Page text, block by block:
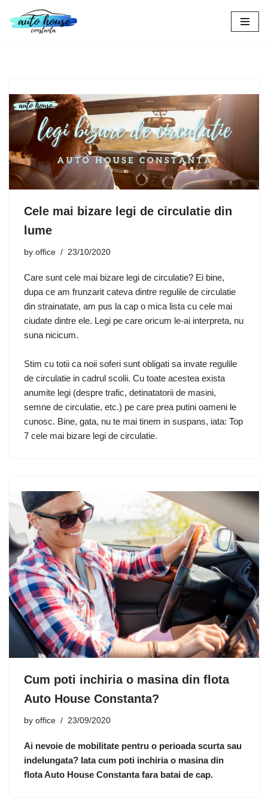
Cele mai bizare legi de circulatie din
lume
by office 23/10/2020
Care sunt cele mai bizare legi de circulatie? Ei bine,
dupa ce am frunzarit cateva dintre regulile de circulatie
din strainatate, am pus la cap o mica lista cu cele mai
ciudate dintre ele. Legi pe care oricum le-ai interpreta, nu
suna nicicum.
Stim cu totii ca noii soferi sunt obligati sa invate regulile
de circulatie in cadrul scolii. Cu toate acestea exista
anumite legi (despre trafic, detinatatorii de masini,
semne de circulatie, etc.) pe care prea putini oameni le
cunosc. Bine, gata, nu te mai tinem in suspans, iata: Top
7 cele mai bizare legi de circulatie.
Cum poti inchiria o masina din flota
Auto House Constanta?
by office 23/09/2020
Ai nevoie de mobilitate pentru o perioada scurta sau
indelungata? Iata cum poti inchiria o masina din
flota Auto House Constanta fara batai de cap.